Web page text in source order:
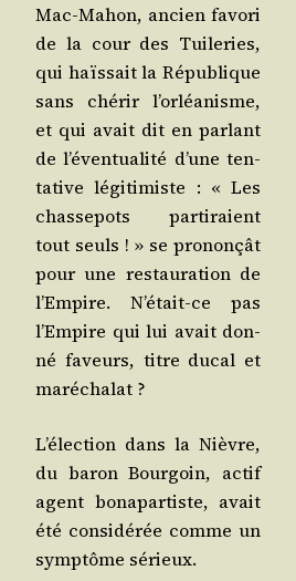
Mac-Mahon, ancien favo­ri
de la cour des Tui­le­ries,
qui haïs­sait la Répu­blique
sans ché­rir l’or­léa­nisme,
et qui avait dit en par­lant
de l’é­ven­tua­li­té d’une ten­
ta­tive légi­ti­miste : « Les
chas­se­pots par­ti­raient
tout seuls ! » se pro­non­çât
pour une res­tau­ra­tion de
l’Em­pire. N’é­tait-ce pas
l’Em­pire qui lui avait don­
né faveurs, titre ducal et
maréchalat ?
L’é­lec­tion dans la Nièvre,
du baron Bour­goin, actif
agent bona­par­tiste, avait
été consi­dé­rée comme un
symp­tôme sérieux.